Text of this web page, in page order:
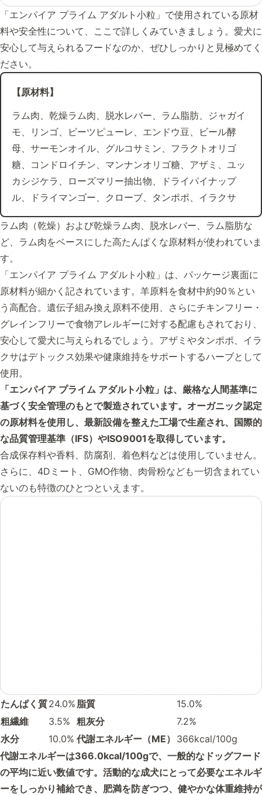
「エンパイア プライム アダルト小粒」で使用されている原材
料や安全性について、ここで詳しくみていきましょう。愛犬に
安心して与えられるフードなのか、ぜひしっかりと見極めてく
ださい。
【原材料】
ラム肉、乾燥ラム肉、脱水レバー、ラム脂肪、ジャガイ
モ、リンゴ、ビーツピューレ、エンドウ豆、ビール酵
母、サーモンオイル、グルコサミン、フラクトオリゴ
糖、コンドロイチン、マンナンオリゴ糖、アザミ、ユッ
カシジケラ、ローズマリー抽出物、ドライパイナップ
ル、ドライマンゴー、クローブ、タンポポ、イラクサ
ラム肉（乾燥）および乾燥ラム肉、脱水レバー、ラム脂肪な
ど、ラム肉をベースにした高たんぱくな原材料が使われていま
す。
「エンパイア プライム アダルト小粒」は、パッケージ裏面に
原材料が細かく記されています。羊原料を食材中約90％とい
う高配合。遺伝子組み換え原料不使用、さらにチキンフリー・
グレインフリーで食物アレルギーに対する配慮もされており、
安心して愛犬に与えられるでしょう。アザミやタンポポ、イラ
クサはデトックス効果や健康維持をサポートするハーブとして
使用。
「エンパイア プライム アダルト小粒」は、厳格な人間基準に
基づく安全管理のもとで製造されています。オーガニック認定
の原材料を使用し、最新設備を整えた工場で生産され、国際的
な品質管理基準（IFS）やISO9001を取得しています。
合成保存料や香料、防腐剤、着色料などは使用していません。
さらに、4Dミート、GMO作物、肉骨粉なども一切含まれてい
ないのも特徴のひとつといえます。
たんぱく質24.0% 脂質
15.0%
粗繊維
3.5% 粗灰分
7.2%
水分
10.0% 代謝エネルギー（ME） 366kcal/100g
代謝エネルギーは366.0kcal/100gで、一般的なドッグフード
の平均に近い数値です。活動的な成犬にとって必要なエネルギ
ーをしっかり補給でき、肥満を防ぎつつ、健やかな体重維持が